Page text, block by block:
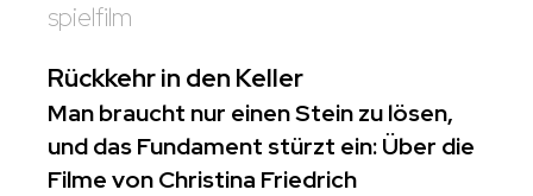
spielfilm
Rückkehr in den Keller
Man braucht nur einen Stein zu lösen,
und das Fundament stürzt ein: Über die
Filme von Christina Friedrich